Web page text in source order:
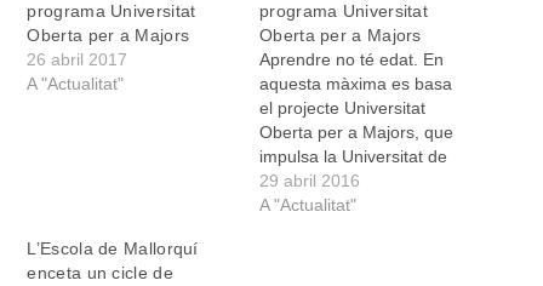
programa Universitat
Oberta per a Majors
26 abril 2017
A "Actualitat"
programa Universitat
Oberta per a Majors
Aprendre no té edat. En
aquesta màxima es basa
el projecte Universitat
Oberta per a Majors, que
impulsa la Universitat de
les Illes Balears (UIB) amb
la col·laboració de
29 abril 2016
A "Actualitat"
L’Escola de Mallorquí
enceta un cicle de